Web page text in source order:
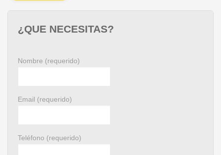
¿QUE NECESITAS?
Nombre (requerido)
Email (requerido)
Teléfono (requerido)